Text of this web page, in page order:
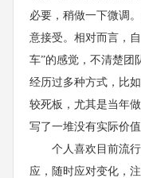
必要，稍做一下微调
意接受。相对而言，
车”的感觉，不清楚团
经历过多种方式，比
较死板，尤其是当年
写了一堆没有实际价值
个人喜欢目前流行
应，随时应对变化，